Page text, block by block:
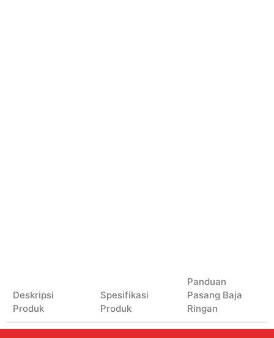
Deskripsi
Produk
Spesifikasi
Produk
Panduan
Pasang Baja
Ringan